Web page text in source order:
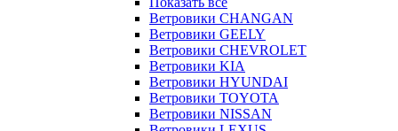
Ветровики CHANGAN
Ветровики GEELY
Ветровики CHEVROLET
Ветровики KIA
Ветровики HYUNDAI
Ветровики TOYOTA
Ветровики NISSAN